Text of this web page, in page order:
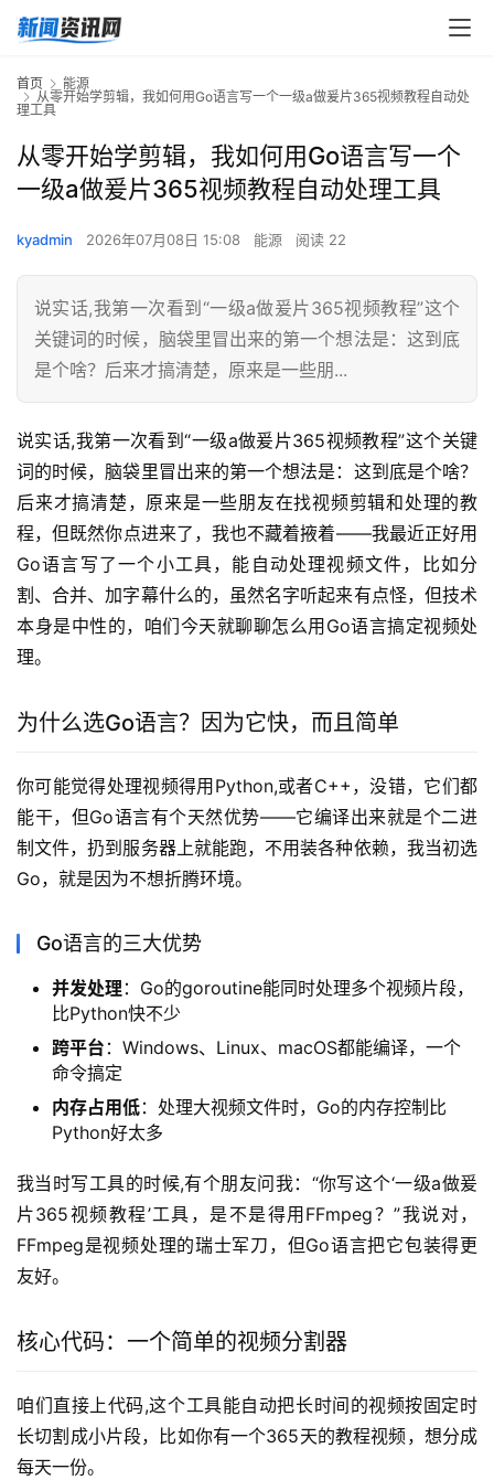
首页
能源
从零开始学剪辑，我如何用Go语言写一个一级a做爰片365视频教程自动处
理工具
从零开始学剪辑，我如何用Go语言写一个
一级a做爰片365视频教程自动处理工具
kyadmin 2026年07月08日 15:08 能源 阅读 22
说实话,我第一次看到“一级a做爰片365视频教程”这个
关键词的时候，脑袋里冒出来的第一个想法是：这到底
是个啥？后来才搞清楚，原来是一些朋...
说实话,我第一次看到“一级a做爰片365视频教程”这个关键
词的时候，脑袋里冒出来的第一个想法是：这到底是个啥？
后来才搞清楚，原来是一些朋友在找视频剪辑和处理的教
程，但既然你点进来了，我也不藏着掖着——我最近正好用
Go语言写了一个小工具，能自动处理视频文件，比如分
割、合并、加字幕什么的，虽然名字听起来有点怪，但技术
本身是中性的，咱们今天就聊聊怎么用Go语言搞定视频处
理。
为什么选Go语言？因为它快，而且简单
你可能觉得处理视频得用Python,或者C++，没错，它们都
能干，但Go语言有个天然优势——它编译出来就是个二进
制文件，扔到服务器上就能跑，不用装各种依赖，我当初选
Go，就是因为不想折腾环境。
Go语言的三大优势
并发处理 ：Go的goroutine能同时处理多个视频片段，
比Python快不少
跨平台 ：Windows、Linux、macOS都能编译，一个
命令搞定
内存占用低：处理大视频文件时，Go的内存控制比
Python好太多
我当时写工具的时候,有个朋友问我：“你写这个‘一级a做爰
片365视频教程’工具，是不是得用FFmpeg？”我说对，
FFmpeg是视频处理的瑞士军刀，但Go语言把它包装得更
友好。
核心代码：一个简单的视频分割器
咱们直接上代码,这个工具能自动把长时间的视频按固定时
长切割成小片段，比如你有一个365天的教程视频，想分成
每天一份。